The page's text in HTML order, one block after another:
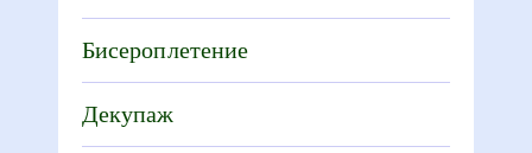
Бисероплетение
Декупаж